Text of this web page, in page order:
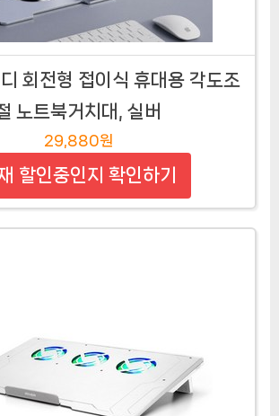
회전형 접이식 휴대용 각도조
노트북거치대, 실버
29,880원
할인중인지 확인하기